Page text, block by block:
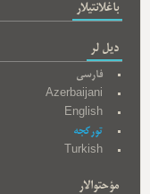
باغلانتیلار
دیل لر
فارسی
Azerbaijani
English
تورکجه
Turkish
مؤحتوالار